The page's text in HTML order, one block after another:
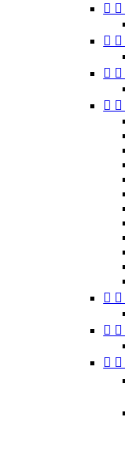
 
 
 
 
 
 
 